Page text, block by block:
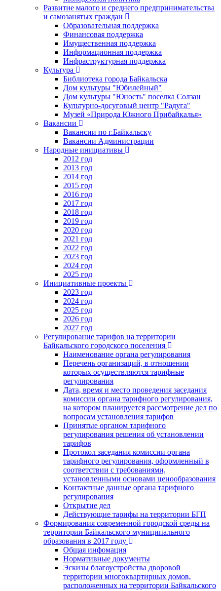
Развитие малого и среднего предпринимательства
и самозанятых граждан
Образовательная поддержка
Финансовая поддержка
Имущественная поддержка
Информационная поддержка
Инфраструктурная поддержка
Культура
Библиотека города Байкальска
Дом культуры "Юбилейный"
Дом культуры "Юность" поселка Солзан
Культурно-досуговый центр "Радуга"
Музей «Природа Южного Прибайкалья»
Вакансии
Вакансии по г.Байкальску
Вакансии Администрации
Народные инициативы
2012 год
2013 год
2014 год
2015 год
2016 год
2017 год
2018 год
2019 год
2020 год
2021 год
2022 год
2023 год
2024 год
2025 год
Инициативные проекты
2023 год
2024 год
2025 год
2026 год
2027 год
Регулирование тарифов на территории
Байкальского городского поселения
Наименование органа регулирования
Перечень организаций, в отношении
которых осуществляются тарифные
регулирования
Дата, время и место проведения заседания
комиссии органа тарифного регулирования,
на котором планируется рассмотрение дел по
вопросам установления тарифов
Принятые органом тарифного
регулирования решения об установлении
тарифов
Протокол заседания комиссии органа
тарифного регулирования, оформленный в
соответствии с требованиями,
установленными основами ценообразования
Контактные данные органа тарифного
регулирования
Открытие дел
Действующие тарифы на территории БГП
Формирования современной городской среды на
территории Байкальского муниципального
образования в 2017 году
Общая инфомация
Нормативные документы
Эскизы благоустройства дворовой
территории многоквартирных домов,
расположенных на территории Байкальского